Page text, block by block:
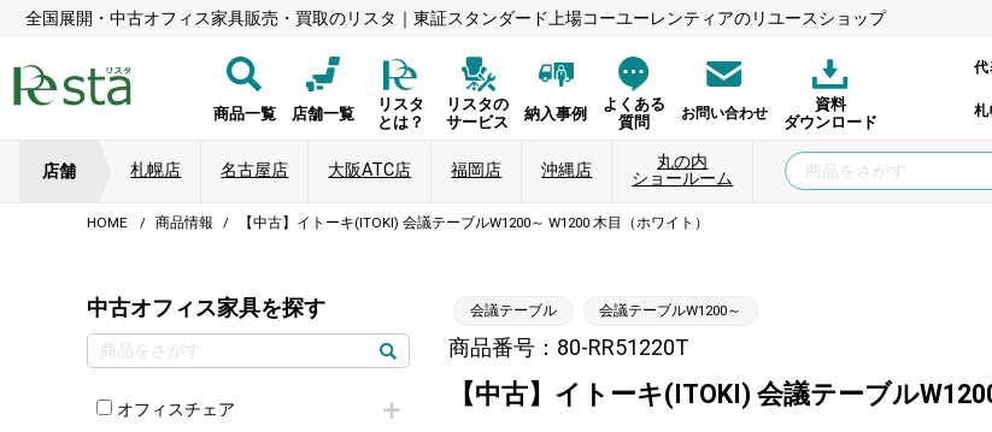
全国展開・中古オフィス家具販売・買取のリスタ｜東証スタンダード上場コーユーレンティアのリユースショップ
商品一覧 店舗一覧
リスタ
とは？
リスタの
サービス
納入事例
よくある
質問
お問い合わせ
資料
ダウンロード
店舗 札幌店 名古屋店 大阪ATC店 福岡店 沖縄店
丸の内
ショールーム
HOME 商品情報 【中古】イトーキ(ITOKI) 会議テーブルW1200～ W1200 木目（ホワイト）
中古オフィス家具を探す
オフィスチェア
会議テーブル 会議テーブルW1200～
商品番号：80-RR51220T
【中古】イトーキ(ITOKI) 会議テーブル